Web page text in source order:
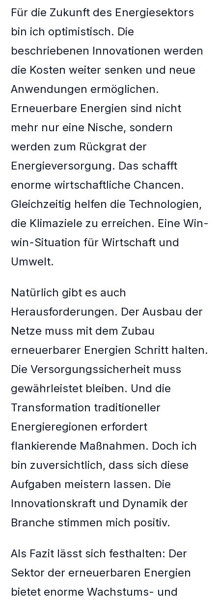
Für die Zukunft des Energiesektors
bin ich optimistisch. Die
beschriebenen Innovationen werden
die Kosten weiter senken und neue
Anwendungen ermöglichen.
Erneuerbare Energien sind nicht
mehr nur eine Nische, sondern
werden zum Rückgrat der
Energieversorgung. Das schafft
enorme wirtschaftliche Chancen.
Gleichzeitig helfen die Technologien,
die Klimaziele zu erreichen. Eine Win-
win-Situation für Wirtschaft und
Umwelt.
Natürlich gibt es auch
Herausforderungen. Der Ausbau der
Netze muss mit dem Zubau
erneuerbarer Energien Schritt halten.
Die Versorgungssicherheit muss
gewährleistet bleiben. Und die
Transformation traditioneller
Energieregionen erfordert
flankierende Maßnahmen. Doch ich
bin zuversichtlich, dass sich diese
Aufgaben meistern lassen. Die
Innovationskraft und Dynamik der
Branche stimmen mich positiv.
Als Fazit lässt sich festhalten: Der
Sektor der erneuerbaren Energien
bietet enorme Wachstums- und